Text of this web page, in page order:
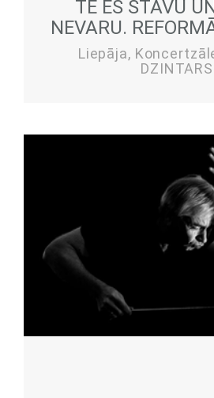
TE ES STĀVU
NEVARU.
Liepāja,
DZINTARS